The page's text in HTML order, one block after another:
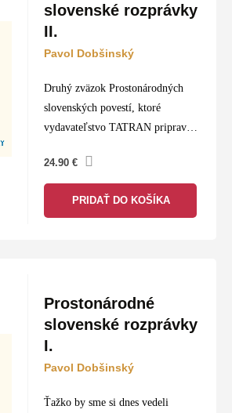
slovenské rozprávky
II.
Pavol Dobšinský
Druhý zväzok Prostonárodných
slovenských povestí, ktoré
vydavateľstvo TATRAN pripravilo
výročia svojho založenia, prináša
dvadsaťsedem rozprávok, ktoré
pôvodne vyšli v Slovenských
24.90€
PRIDAŤ DO KOŠÍKA
Prostonárodné
slovenské rozprávky
I.
Pavol Dobšinský
Ťažko by sme si dnes vedeli